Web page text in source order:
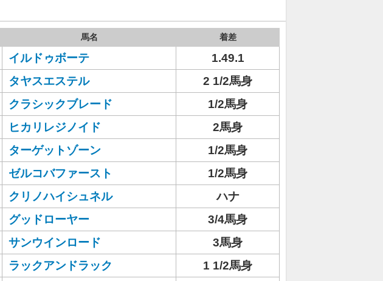
馬名 着差
イルドゥボーテ
1.49.1
タヤスエステル
2 1/2馬身
クラシックブレード
1/2馬身
ヒカリレジノイド
2馬身
ターゲットゾーン
1/2馬身
ゼルコバファースト
1/2馬身
クリノハイシュネル
ハナ
グッドローヤー
3/4馬身
サンウインロード
3馬身
ラックアンドラック
1 1/2馬身